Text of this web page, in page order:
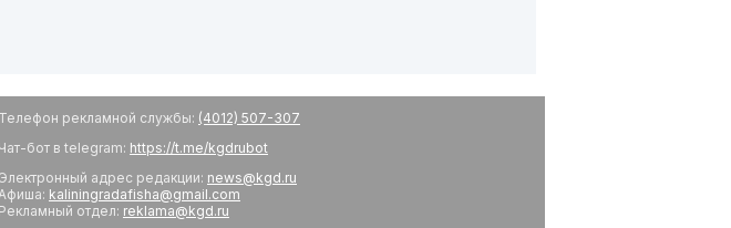
Телефон рекламной службы: (4012) 507-307
Чат-бот в telegram: https://t.me/kgdrubot
Электронный адрес редакции: news@kgd.ru
kaliningradafisha@gmail.com
Рекламный отдел: reklama@kgd.ru